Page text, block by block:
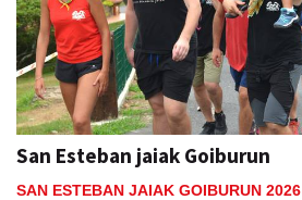
San Esteban jaiak Goiburun
SAN ESTEBAN JAIAK GOIBURUN 2026